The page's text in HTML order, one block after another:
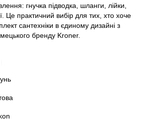
гнучка підводка, шланги, лійки,
Це практичний вибір для тих, хто хоче
сантехніки в єдиному дизайні з
бренду Kroner.